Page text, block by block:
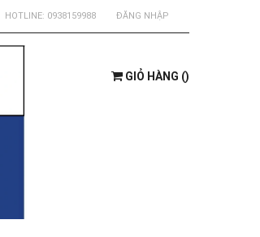
HOTLINE: 0938159988 ĐĂNG NHẬP
GIỎ HÀNG ()